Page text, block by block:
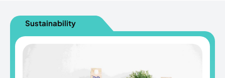
Sustainability